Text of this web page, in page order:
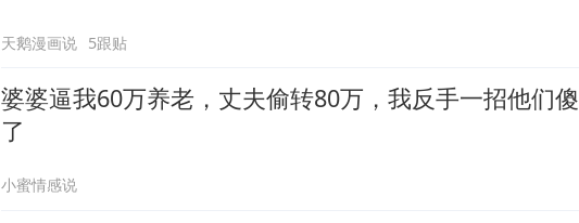
天鹅漫画说 5跟贴
婆婆逼我60万养老，丈夫偷转80万，我反手一招他们傻
了
小蜜情感说